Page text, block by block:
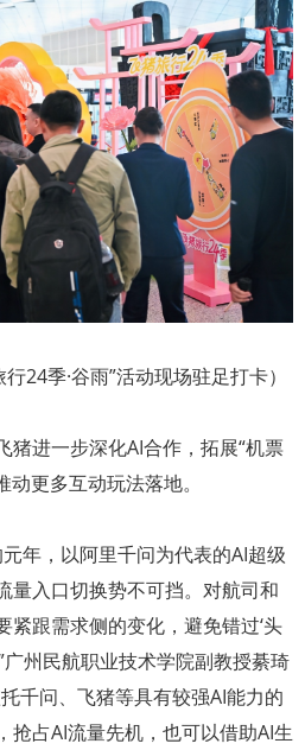
24季·谷雨”活动现场驻足打卡）
猪进一步深化AI合作，拓展“机票
更多互动玩法落地。
年，以阿里千问为代表的AI超级
量入口切换势不可挡。对航司和
紧跟需求侧的变化，避免错过‘头
广州民航职业技术学院副教授綦琦
千问、飞猪等具有较强AI能力的
抢占AI流量先机，也可以借助AI生